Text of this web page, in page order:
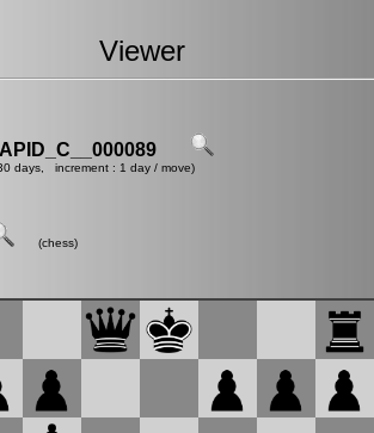
Viewer
days, increment : 1 day / move)
(chess)